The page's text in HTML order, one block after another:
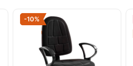
-10%